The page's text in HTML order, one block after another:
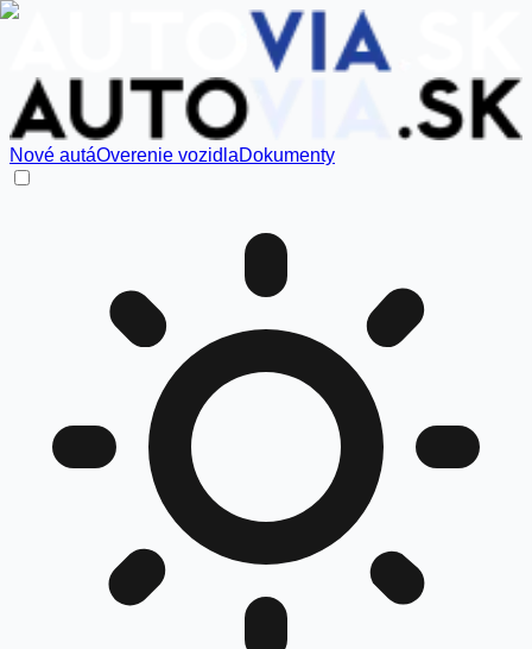
Nové autáOverenie vozidlaDokumenty